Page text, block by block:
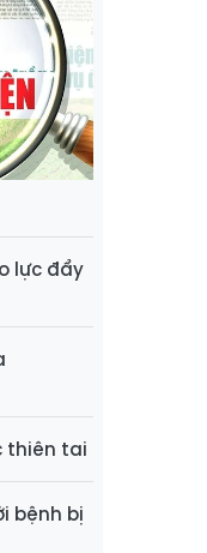
lực đẩy
thiên tai
bệnh bị